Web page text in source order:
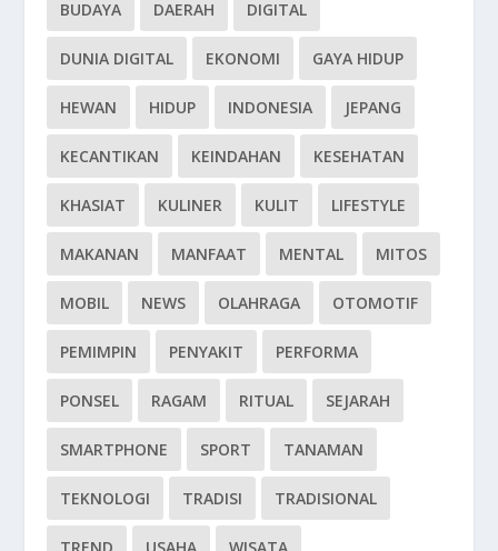
BUDAYA DAERAH DIGITAL
DUNIA DIGITAL EKONOMI GAYA HIDUP
HEWAN HIDUP INDONESIA JEPANG
KECANTIKAN KEINDAHAN KESEHATAN
KHASIAT KULINER KULIT LIFESTYLE
MAKANAN MANFAAT MENTAL MITOS
MOBIL NEWS OLAHRAGA OTOMOTIF
PEMIMPIN PENYAKIT PERFORMA
PONSEL RAGAM RITUAL SEJARAH
SMARTPHONE SPORT TANAMAN
TEKNOLOGI TRADISI TRADISIONAL